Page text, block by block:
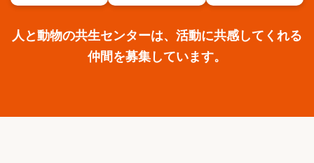
人と動物の共生センターは、活動に共感してくれる
仲間を募集しています。